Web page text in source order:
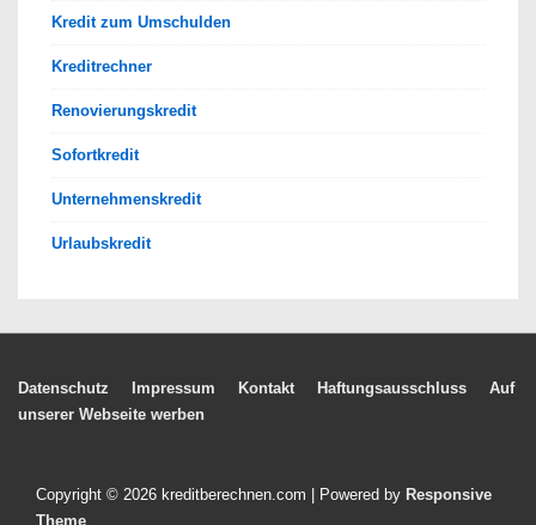
Kredit zum Umschulden
Kreditrechner
Renovierungskredit
Sofortkredit
Unternehmenskredit
Urlaubskredit
Footer-
Datenschutz Impressum Kontakt Haftungsausschluss
Auf
unserer Webseite werben
Copyright © 2026 kreditberechnen.com | Powered by Responsive
Theme